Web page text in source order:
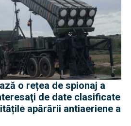
o rețea de spionaj a
de date clasificate
apărării antiaeriene a